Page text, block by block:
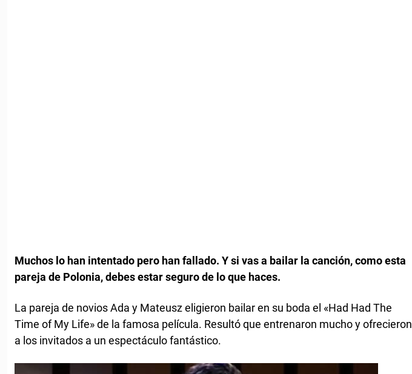
Muchos lo han intentado pero han fallado. Y si vas a bailar la canción, como esta
pareja de Polonia, debes estar seguro de lo que haces.
La pareja de novios Ada y Mateusz eligieron bailar en su boda el «Had Had The
Time of My Life» de la famosa película. Resultó que entrenaron mucho y ofrecieron
a los invitados a un espectáculo fantástico.